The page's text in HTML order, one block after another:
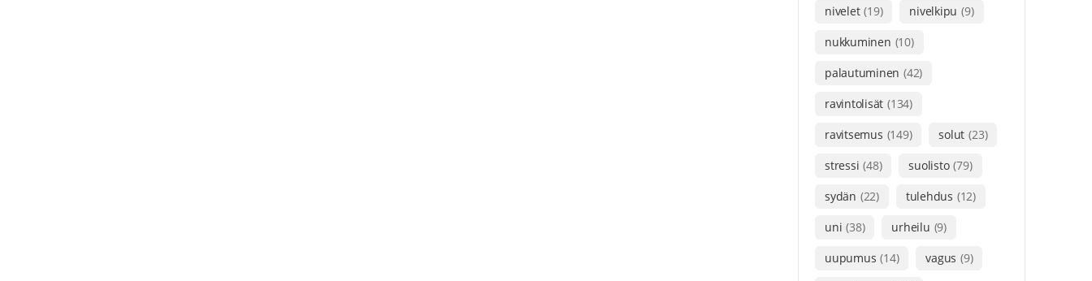
nivelet (19) nivelkipu (9)
nukkuminen (10)
palautuminen (42)
ravintolisät (134)
ravitsemus (149) solut (23)
stressi (48) suolisto (79)
sydän (22) tulehdus (12)
uni (38) urheilu (9)
uupumus (14) vagus (9)